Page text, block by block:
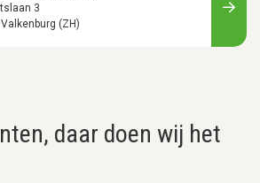
3
(ZH)
daar doen wij het